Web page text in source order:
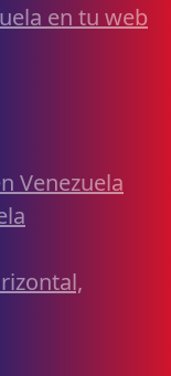
en tu web
Venezuela